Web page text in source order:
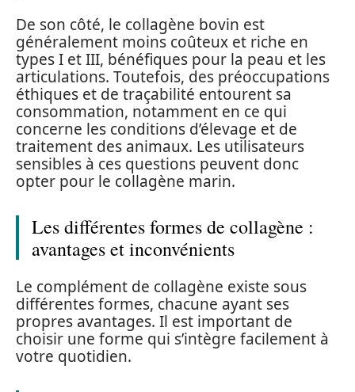
De son côté, le collagène bovin est
généralement moins coûteux et riche en
types I et III, bénéfiques pour la peau et les
articulations. Toutefois, des préoccupations
éthiques et de traçabilité entourent sa
consommation, notamment en ce qui
concerne les conditions d’élevage et de
traitement des animaux. Les utilisateurs
sensibles à ces questions peuvent donc
opter pour le collagène marin.
Les différentes formes de collagène :
avantages et inconvénients
Le complément de collagène existe sous
différentes formes, chacune ayant ses
propres avantages. Il est important de
choisir une forme qui s’intègre facilement à
votre quotidien.